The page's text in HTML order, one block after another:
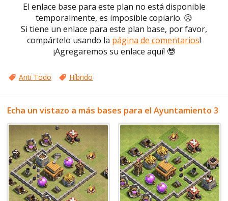
El enlace base para este plan no está disponible
temporalmente, es imposible copiarlo. 😥
Si tiene un enlace para este plan base, por favor,
compártelo usando la página de comentarios!
¡Agregaremos su enlace aquí! 🤓
Anti Todo Híbrido
Echa un vistazo a más bases para el Ayuntamiento 3